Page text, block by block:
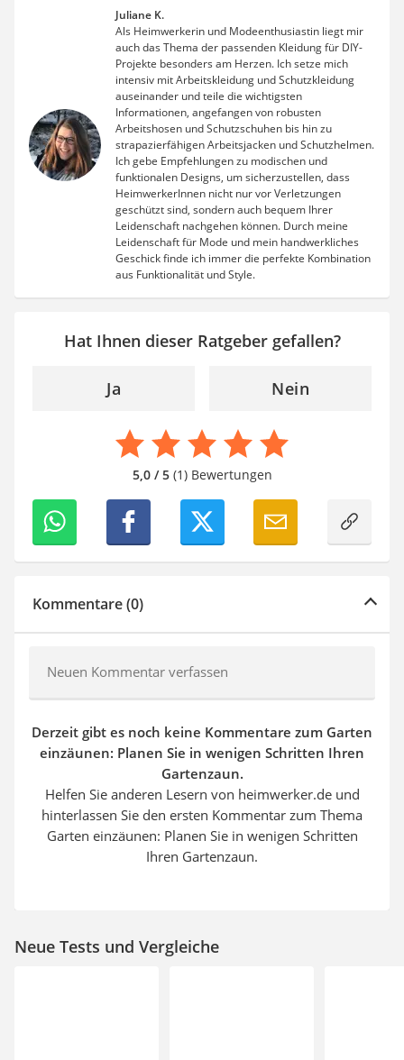
Juliane K.
Als Heimwerkerin und Modeenthusiastin liegt mir
auch das Thema der passenden Kleidung für DIY-
Projekte besonders am Herzen. Ich setze mich
intensiv mit Arbeitskleidung und Schutzkleidung
auseinander und teile die wichtigsten
Informationen, angefangen von robusten
Arbeitshosen und Schutzschuhen bis hin zu
strapazierfähigen Arbeitsjacken und Schutzhelmen.
Ich gebe Empfehlungen zu modischen und
funktionalen Designs, um sicherzustellen, dass
HeimwerkerInnen nicht nur vor Verletzungen
geschützt sind, sondern auch bequem Ihrer
Leidenschaft nachgehen können. Durch meine
Leidenschaft für Mode und mein handwerkliches
Geschick finde ich immer die perfekte Kombination
aus Funktionalität und Style.
Hat Ihnen dieser Ratgeber gefallen?
Ja Nein
5,0 / 5(1) Bewertungen
Kommentare (0)
Neuen Kommentar verfassen
Derzeit gibt es noch keine Kommentare zum Garten
einzäunen: Planen Sie in wenigen Schritten Ihren
Gartenzaun.
Helfen Sie anderen Lesern von heimwerker.de und
hinterlassen Sie den ersten Kommentar zum Thema
Garten einzäunen: Planen Sie in wenigen Schritten
Ihren Gartenzaun.
Neue Tests und Vergleiche